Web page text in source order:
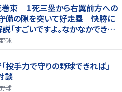
巻東 １死三塁から右翼前方への
備の隙を突いて好走塁 快勝に
「すごいですよ。なかなかできな
野球
投手力で守りの野球できれば」
談
野球